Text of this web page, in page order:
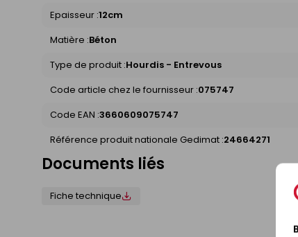
Epaisseur :12cm
Matière :Béton
Type de produit :Hourdis - Entrevous
Code article chez le fournisseur :075747
Code EAN :3660609075747
Référence produit nationale Gedimat :24664271
Documents liés
Fiche technique